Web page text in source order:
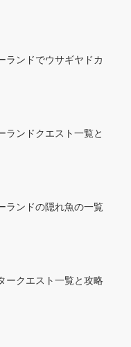
ランドでウサギヤドカ
ランドクエスト一覧と
ランドの隠れ魚の一覧
ークエスト一覧と攻略